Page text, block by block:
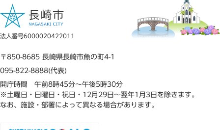
法人番号6000020422011
〒850-8685 長崎県長崎市魚の町4-1
095-822-8888(代表)
開庁時間 午前8時45分～午後5時30分
※土曜日・日曜日・祝日・12月29日～翌年1月3日を除きます。
なお、施設・部署によって異なる場合があります。